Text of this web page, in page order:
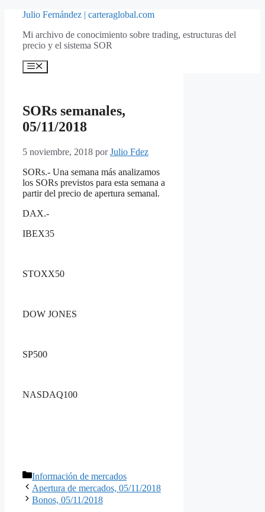
Saltar
contenido
Julio Fernández | carteraglobal.com
Mi archivo de conocimiento sobre trading, estructuras del
precio y el sistema SOR
Menú
SORs semanales,
05/11/2018
5 noviembre, 2018 porJulio Fdez
SORs.- Una semana más analizamos
los SORs previstos para esta semana a
partir del precio de apertura semanal.
DAX.-
IBEX35
STOXX50
DOW JONES
SP500
NASDAQ100
Categorías
Información de mercados
Apertura de mercados, 05/11/2018
Bonos, 05/11/2018